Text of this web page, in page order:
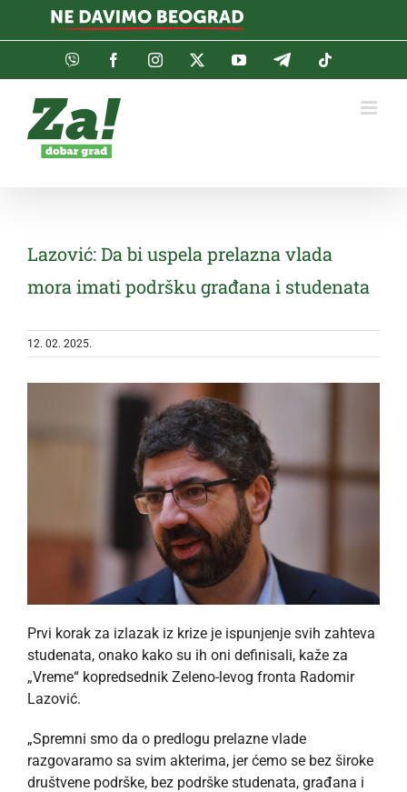
Viber FacebookInstagramTwitterYouTubeTelegram
Lazović: Da bi uspela prelazna vlada
mora imati podršku građana i studenata
12. 02. 2025.
Prvi korak za izlazak iz krize je ispunjenje svih zahteva
studenata, onako kako su ih oni definisali, kaže za
„Vreme“ kopredsednik Zeleno-levog fronta Radomir
Lazović.
„Spremni smo da o predlogu prelazne vlade
razgovaramo sa svim akterima, jer ćemo se bez široke
društvene podrške, bez podrške studenata, građana i